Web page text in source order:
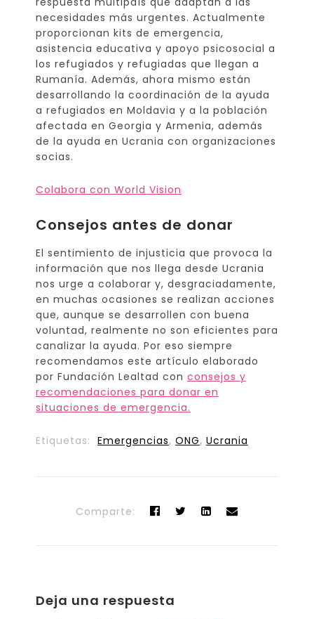
necesidades más urgentes. Actualmente
proporcionan kits de emergencia,
asistencia educativa y apoyo psicosocial a
los refugiados y refugiadas que llegan a
Rumanía. Además, ahora mismo están
desarrollando la coordinación de la ayuda
a refugiados en Moldavia y a la población
afectada en Georgia y Armenia, además
de la ayuda en Ucrania con organizaciones
socias.
Colabora con World Vision
Consejos antes de donar
El sentimiento de injusticia que provoca la
información que nos llega desde Ucrania
nos urge a colaborar y, desgraciadamente,
en muchas ocasiones se realizan acciones
que, aunque se desarrollen con buena
voluntad, realmente no son eficientes para
canalizar la ayuda. Por eso siempre
recomendamos este artículo elaborado
por Fundación Lealtad con consejos y
recomendaciones para donar en
situaciones de emergencia.
Etiquetas: Emergencias, ONG, Ucrania
Comparte:
Deja una respuesta